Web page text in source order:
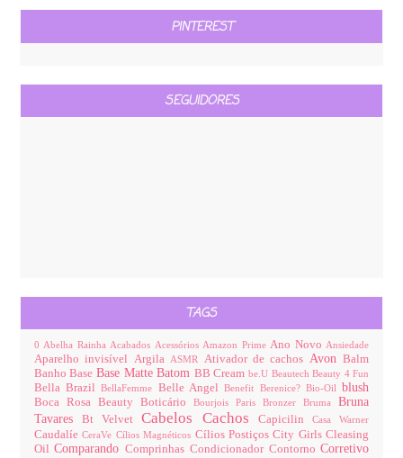
PINTEREST
SEGUIDORES
TAGS
0 Abelha Rainha Acabados Acessórios Amazon Prime Ano NovoAnsiedade
Aparelho invisível ArgilaASMR Ativador de cachos AvonBalm
BanhoBase Base MatteBatom BB Cream be.U BeautechBeauty 4 Fun
Bella BrazilBellaFemme Belle AngelBenefit Berenice? Bio-Oil blush
Boca Rosa Beauty BoticárioBourjois ParisBronzerBruma Bruna
Tavares Bt VelvetCabelos Cachos CapicilinCasa Warner
CaudalíeCeraVe Cílios Magnéticos Cílios PostiçosCity GirlsCleasing
OilComparandoComprinhas Condicionador ContornoCorretivo